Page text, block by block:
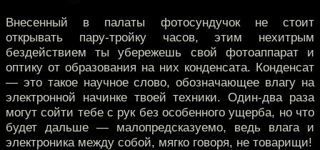
Внесенный в палаты фотосундучок не стоит
открывать пару-тройку часов, этим нехитрым
бездействием ты убережешь свой фотоаппарат и
оптику от образования на них конденсата. Конденсат
— это такое научное слово, обозначающее влагу на
электронной начинке твоей техники. Один-два раза
могут сойти тебе с рук без особенного ущерба, но что
будет дальше — малопредсказуемо, ведь влага и
электроника между собой, мягко говоря, не товарищи!